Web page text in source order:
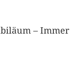
–